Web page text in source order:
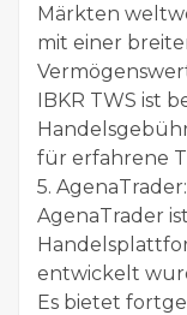
Märkten
mit einer
IBKR TWS ist
für erfahrene
5. AgenaTrader:
AgenaTrader
entwickelt
Es bietet